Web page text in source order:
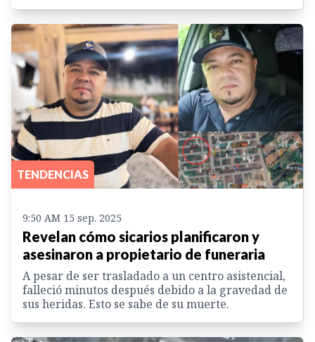
TENDENCIAS
9:50 AM 15 sep. 2025
Revelan cómo sicarios planificaron y
asesinaron a propietario de funeraria
A pesar de ser trasladado a un centro asistencial,
falleció minutos después debido a la gravedad de
sus heridas. Esto se sabe de su muerte.